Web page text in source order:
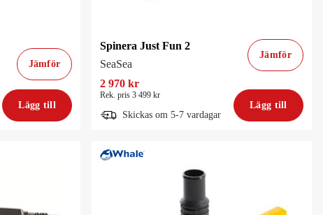
Jämför
Lägg till
Spinera Just Fun 2
SeaSea
Jämför
2 970 kr
Rek. pris 3 499 kr
Skickas om 5-7 vardagar
Lägg till